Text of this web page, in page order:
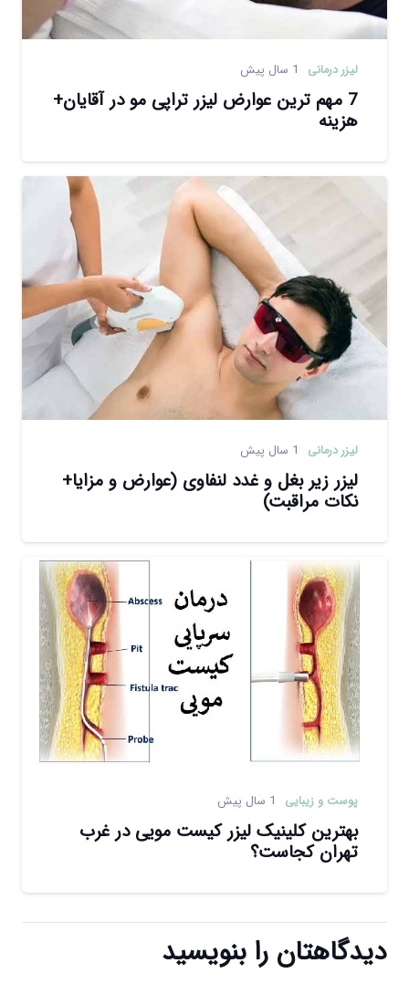
لیزر درمانی 1 سال پیش
7 مهم ترین عوارض لیزر تراپی مو در آقایان+
هزینه
لیزر درمانی 1 سال پیش
لیزر زیر بغل و غدد لنفاوی (عوارض و مزایا+
نکات مراقبت)
پوست و زیبایی 1 سال پیش
بهترین کلینیک لیزر کیست مویی در غرب
تهران کجاست؟
دیدگاهتان را بنویسید